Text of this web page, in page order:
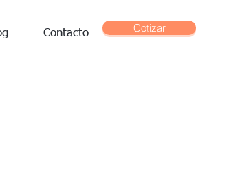
Contacto Cotizar